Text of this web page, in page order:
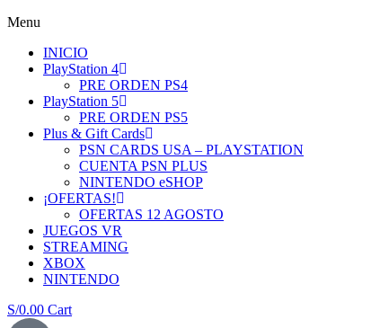
Menu
INICIO
PlayStation 4
PRE ORDEN PS4
PlayStation 5
PRE ORDEN PS5
Plus & Gift Cards
PSN CARDS USA – PLAYSTATION
CUENTA PSN PLUS
NINTENDO eSHOP
¡OFERTAS!
OFERTAS 12 AGOSTO
JUEGOS VR
STREAMING
XBOX
NINTENDO
S/0.00 Cart